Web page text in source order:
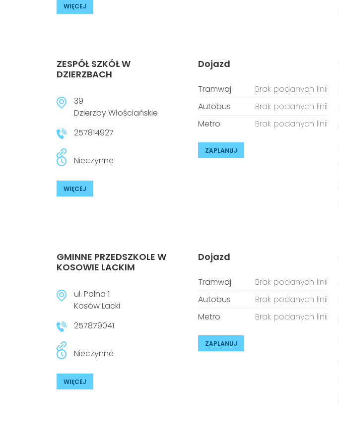
WIĘCEJ
ZESPÓŁ SZKÓŁ W
DZIERZBACH
39
Dzierzby Włościańskie
257814927
Nieczynne
WIĘCEJ
Dojazd
Tramwaj
Brak podanych linii
Autobus
Brak podanych linii
Metro
Brak podanych linii
ZAPLANUJ
GMINNE PRZEDSZKOLE W
KOSOWIE LACKIM
ul. Polna 1
Kosów Lacki
257879041
Nieczynne
WIĘCEJ
Dojazd
Tramwaj
Brak podanych linii
Autobus
Brak podanych linii
Metro
Brak podanych linii
ZAPLANUJ